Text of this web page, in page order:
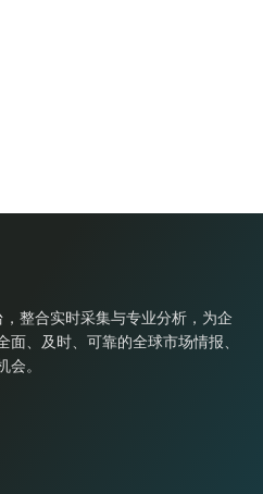
整合实时采集与专业分析，为企
、及时、可靠的全球市场情报、
会。